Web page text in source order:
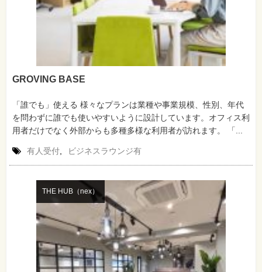
GROVING BASE
「誰でも」使える 様々なプランは業種や事業規模、性別、年代
を問わずに誰でも使いやすいように設計しています。オフィス利
用者だけでなく外部からも多種多様な利用者が訪れます。 「...
有人受付, ビジネスラウンジ有
THE HUB（nex）